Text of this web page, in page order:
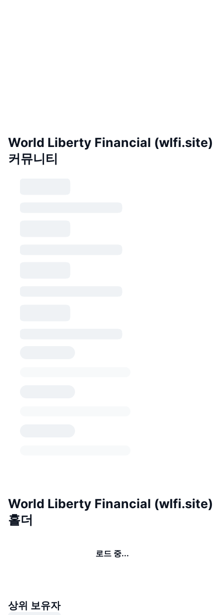
World Liberty Financial (wlfi.site)
커뮤니티
World Liberty Financial (wlfi.site)
홀더
로드 중...
상위 보유자